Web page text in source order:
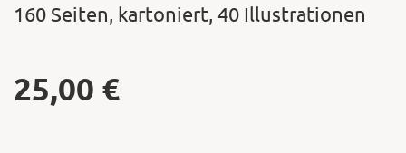
160 Seiten, kartoniert, 40 Illustrationen
25,00 €